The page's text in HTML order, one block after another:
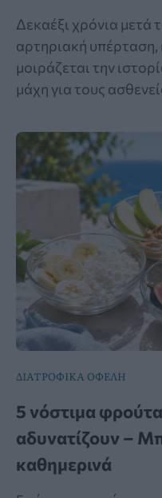
Δεκαέξι χρόνια μετά
αρτηριακή
μοιράζεται την
μάχη για τους
ΔΙΑΤΡΟΦΙΚΑ ΟΦΕΛΗ
5 νόστιμα
αδυνατίζουν –
καθημερινά